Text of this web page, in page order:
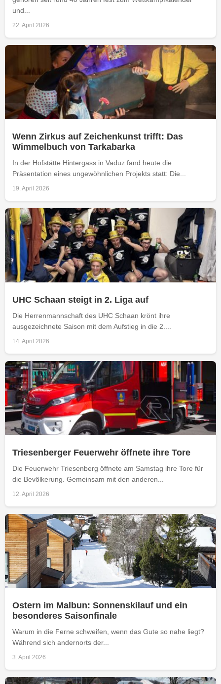
und...
22. April 2026
Wenn Zirkus auf Zeichenkunst trifft: Das
Wimmelbuch von Tarkabarka
In der Hofstätte Hintergass in Vaduz fand heute die
Präsentation eines ungewöhnlichen Projekts statt: Die...
19. April 2026
UHC Schaan steigt in 2. Liga auf
Die Herrenmannschaft des UHC Schaan krönt ihre
ausgezeichnete Saison mit dem Aufstieg in die 2....
14. April 2026
Triesenberger Feuerwehr öffnete ihre Tore
Die Feuerwehr Triesenberg öffnete am Samstag ihre Tore für
die Bevölkerung. Gemeinsam mit den anderen...
12. April 2026
Ostern im Malbun: Sonnenskilauf und ein
besonderes Saisonfinale
Warum in die Ferne schweifen, wenn das Gute so nahe liegt?
Während sich andernorts der...
3. April 2026